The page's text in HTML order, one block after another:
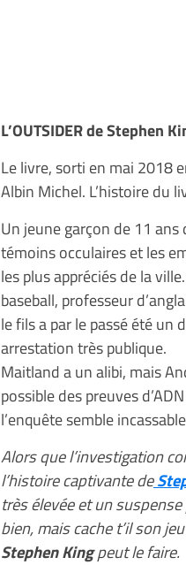
L’OUTSIDER de Stephen
Le livre, sorti en mai 2018
Albin Michel. L’histoire du
Un jeune garçon de 11
témoins occulaires et les
les plus appréciés de la
baseball, professeur
le fils a par le passé été
arrestation très publique.
Maitland a un alibi, mais
possible des preuves
l’enquête semble
Alors que l’investigation
l’histoire captivante de
très élevée et un
bien, mais cache t’il son
Stephen Kingpeut le faire.